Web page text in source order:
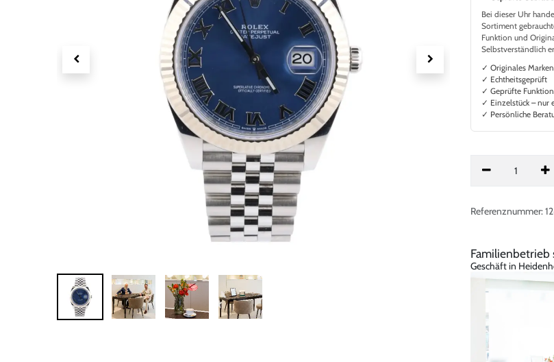
Bei dieser Uhr
Sortiment
Funktion und
Selbstverständlich
✓ Originales
✓ Echtheitsgeprüft
✓ Geprüfte
✓ Einzelstück – nur
✓ Persönliche
Referenznummer:
Familienbetrieb
Geschäft in